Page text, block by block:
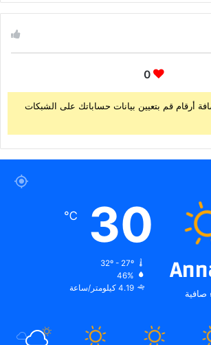
0
أرقام قم بتعيين بيانات حساباتك على الشبكات
صافية
30
℃
32º - 27º
46%
4.19 كيلومتر/ساعة